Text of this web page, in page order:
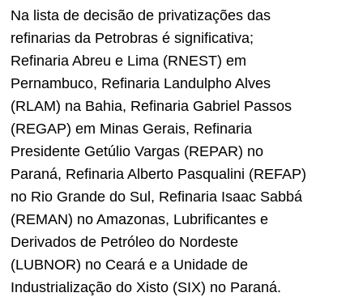
Na lista de decisão de privatizações das
refinarias da Petrobras é significativa;
Refinaria Abreu e Lima (RNEST) em
Pernambuco, Refinaria Landulpho Alves
(RLAM) na Bahia, Refinaria Gabriel Passos
(REGAP) em Minas Gerais, Refinaria
Presidente Getúlio Vargas (REPAR) no
Paraná, Refinaria Alberto Pasqualini (REFAP)
no Rio Grande do Sul, Refinaria Isaac Sabbá
(REMAN) no Amazonas, Lubrificantes e
Derivados de Petróleo do Nordeste
(LUBNOR) no Ceará e a Unidade de
Industrialização do Xisto (SIX) no Paraná.